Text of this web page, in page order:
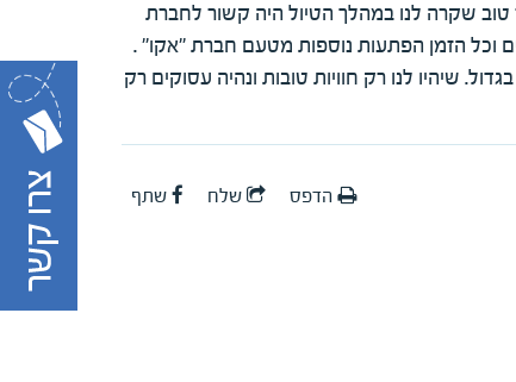
שקרה לנו במהלך הטיול היה קשור לחברת
וכל הזמן הפתעות נוספות מטעם חברת "אקו" .
שיהיו לנו רק חוויות טובות ונהיה עסוקים רק
הדפס שלח שתף